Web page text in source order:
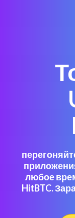
любое
HitBTC.